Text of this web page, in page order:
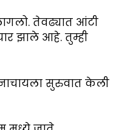
तेवढ्यात आंटी
झाले आहे. तुम्ही
सुरुवात केली